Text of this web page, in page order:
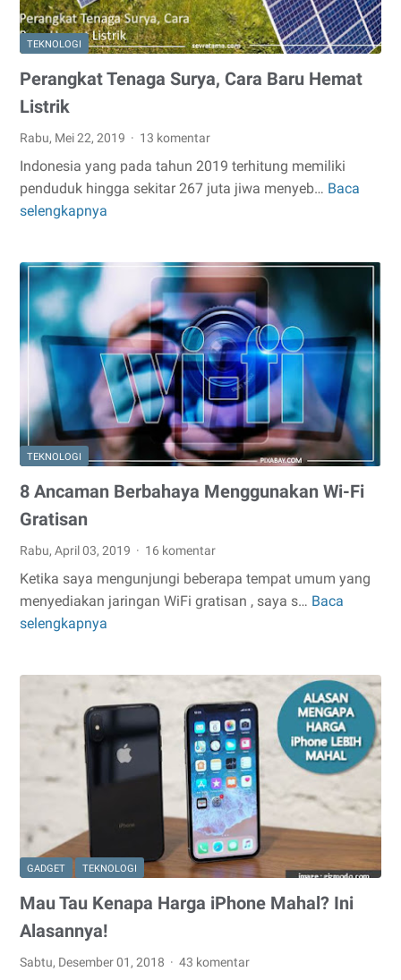
TEKNOLOGI
Perangkat Tenaga Surya, Cara Baru Hemat
Listrik
Rabu, Mei 22, 2019 13 komentar
Indonesia yang pada tahun 2019 terhitung memiliki
penduduk hingga sekitar 267 juta jiwa menyeb… Baca
selengkapnya
Perangkat
Cara
Hemat
Listrik
TEKNOLOGI
8 Ancaman Berbahaya Menggunakan Wi-Fi
Gratisan
Rabu, April 03, 2019 16 komentar
Ketika saya mengunjungi beberapa tempat umum yang
menyediakan jaringan WiFi gratisan , saya s… Baca
selengkapnya
8
Wi-
Fi
Gratisan
GADGET TEKNOLOGI
Mau Tau Kenapa Harga iPhone Mahal? Ini
Alasannya!
Sabtu, Desember 01, 2018 43 komentar